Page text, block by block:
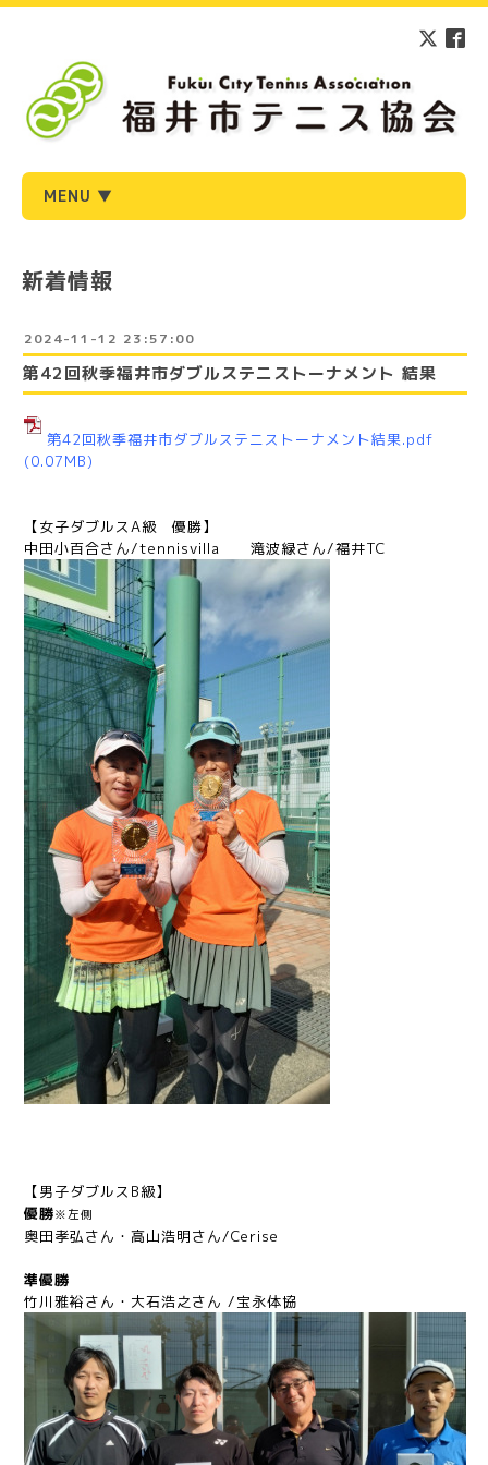
MENU ▼
新着情報
2024-11-12 23:57:00
第42回秋季福井市ダブルステニストーナメント 結果
第42回秋季福井市ダブルステニストーナメント結果.pdf
(0.07MB)
【女子ダブルスA級 優勝】
中田小百合さん/tennisvilla 滝波緑さん/福井TC
【男子ダブルスB級】
優勝※左側
奥田孝弘さん・高山浩明さん/Cerise
準優勝
竹川雅裕さん・大石浩之さん /宝永体協